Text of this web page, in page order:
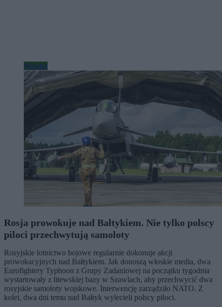
Wojsko
Rosja prowokuje nad Bałtykiem. Nie tylko polscy
piloci przechwytują samoloty
Rosyjskie lotnictwo bojowe regularnie dokonuje akcji
prowokacyjnych nad Bałtykiem. Jak donoszą włoskie media, dwa
Eurofightery Typhoon z Grupy Zadaniowej na początku tygodnia
wystartowały z litewskiej bazy w Szawlach, aby przechwycić dwa
rosyjskie samoloty wojskowe. Interwencję zarządziło NATO. Z
kolei, dwa dni temu nad Bałtyk wylecieli polscy piloci.